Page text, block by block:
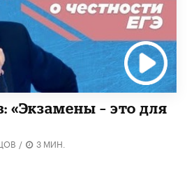
«Экзамены – это для
/ 3 МИН.